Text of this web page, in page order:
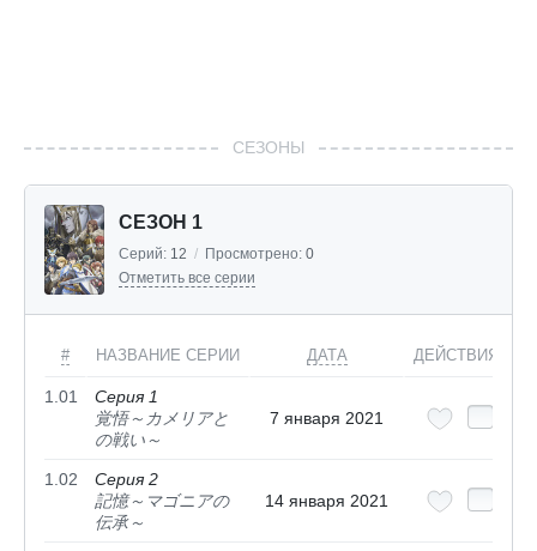
СЕЗОНЫ
СЕЗОН 1
Серий: 12 / Просмотрено: 0
Отметить все серии
# НАЗВАНИЕ СЕРИИ ДАТА ДЕЙСТВИЯ
1.01
Серия 1
覚悟～カメリアと
の戦い～
7 января 2021
1.02
Серия 2
記憶～マゴニアの
伝承～
14 января 2021